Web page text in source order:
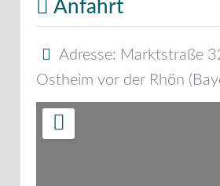
Anfahrt
Adresse: Marktstraße
Ostheim vor der Rhön (